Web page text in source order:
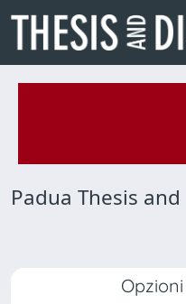
Padua Thesis
Opzioni